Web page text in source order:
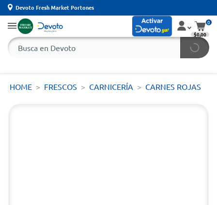
Devoto Fresh Market Portones
0
$0,00
HOME FRESCOS CARNICERÍA CARNES ROJAS